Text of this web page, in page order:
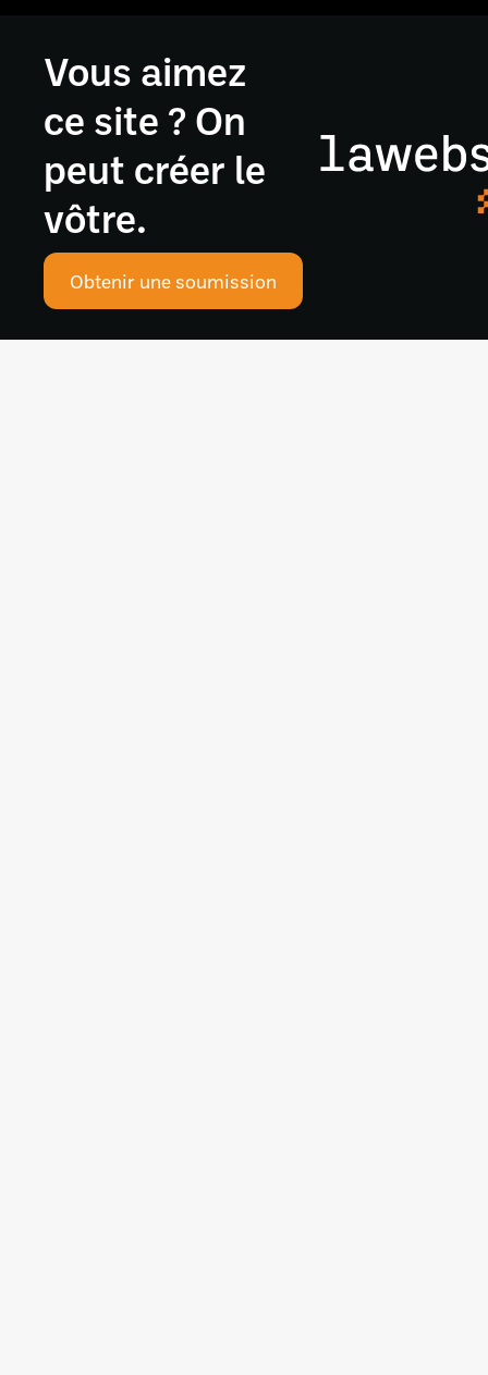
Vous aimez
ce site ? On
peut créer le
vôtre.
Obtenir une soumission